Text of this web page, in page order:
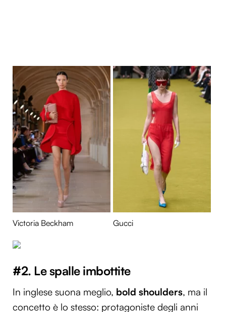
Victoria Beckham Gucci
#2. Le spalle imbottite
In inglese suona meglio, bold shoulders, ma il
concetto è lo stesso: protagoniste degli anni